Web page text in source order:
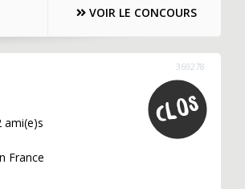
VOIR LE CONCOURS
369278
ami(e)s
France